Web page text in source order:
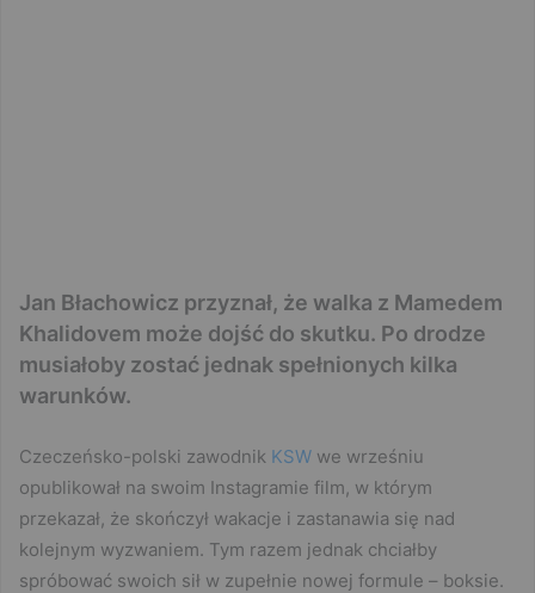
Jan Błachowicz przyznał, że walka z Mamedem
Khalidovem może dojść do skutku. Po drodze
musiałoby zostać jednak spełnionych kilka
warunków.
Czeczeńsko-polski zawodnik KSW we wrześniu
opublikował na swoim Instagramie film, w którym
przekazał, że skończył wakacje i zastanawia się nad
kolejnym wyzwaniem. Tym razem jednak chciałby
spróbować swoich sił w zupełnie nowej formule – boksie.